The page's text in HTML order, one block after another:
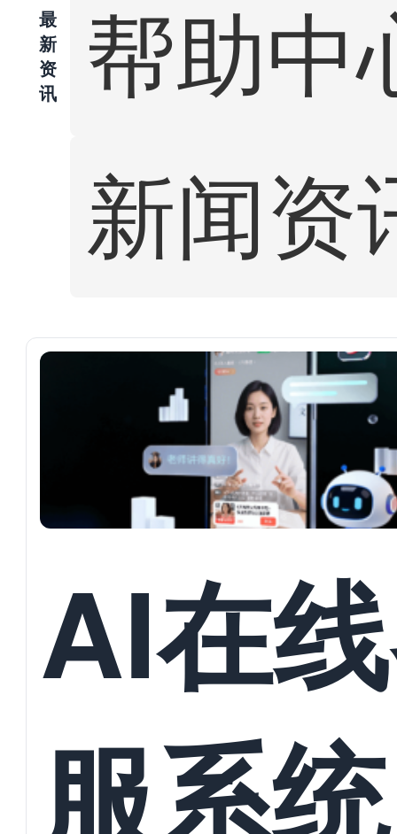
最
新
资
讯
帮助中
新闻资
AI在
服系